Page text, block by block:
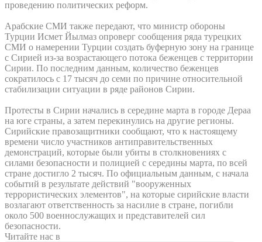
проведению политических реформ.
Арабские СМИ также передают, что министр обороны
Турции Исмет Йылмаз опроверг сообщения ряда турецких
СМИ о намерении Турции создать буферную зону на границе
с Сирией из-за возрастающего потока беженцев с территории
Сирии. По последним данным, количество беженцев
сократилось с 17 тысяч до семи по причине относительной
стабилизации ситуации в ряде районов Сирии.
Протесты в Сирии начались в середине марта в городе Дераа
на юге страны, а затем перекинулись на другие регионы.
Сирийские правозащитники сообщают, что к настоящему
времени число участников антиправительственных
демонстраций, которые были убиты в столкновениях с
силами безопасности и полицией с середины марта, по всей
стране достигло 2 тысяч. По официальным данным, с начала
событий в результате действий "вооруженных
террористических элементов", на которые сирийские власти
возлагают ответственность за насилие в стране, погибли
около 500 военнослужащих и представителей сил
безопасности.
Читайте нас в